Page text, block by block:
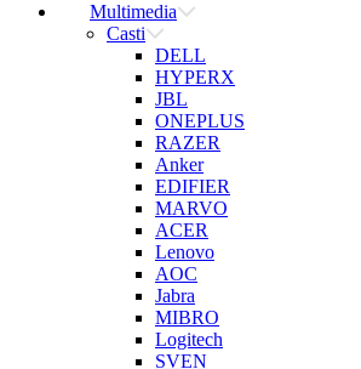
Multimedia
Casti
DELL
HYPERX
JBL
ONEPLUS
RAZER
Anker
EDIFIER
MARVO
ACER
Lenovo
AOC
Jabra
MIBRO
Logitech
SVEN